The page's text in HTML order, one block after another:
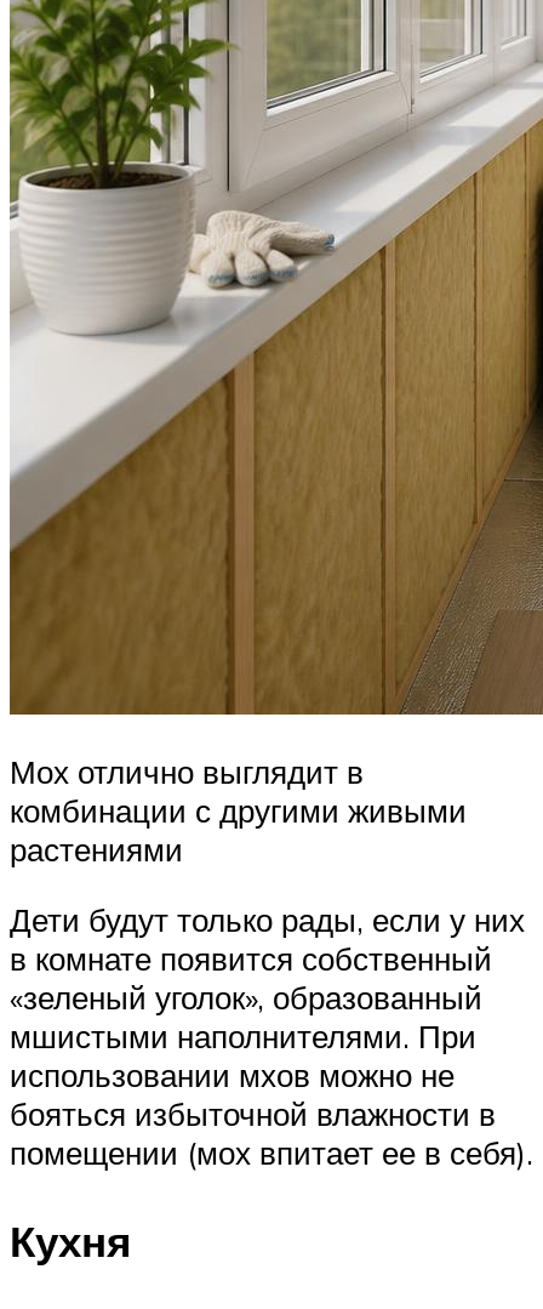
Мох отлично выглядит в
комбинации с другими живыми
растениями
Дети будут только рады, если у них
в комнате появится собственный
«зеленый уголок», образованный
мшистыми наполнителями. При
использовании мхов можно не
бояться избыточной влажности в
помещении (мох впитает ее в себя).
Кухня